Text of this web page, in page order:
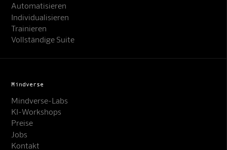
Automatisieren
Individualisieren
Trainieren
Vollständige Suite
Mindverse
Mindverse-Labs
KI-Workshops
Preise
Jobs
Kontakt